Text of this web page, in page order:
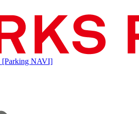
[Parking NAVI]